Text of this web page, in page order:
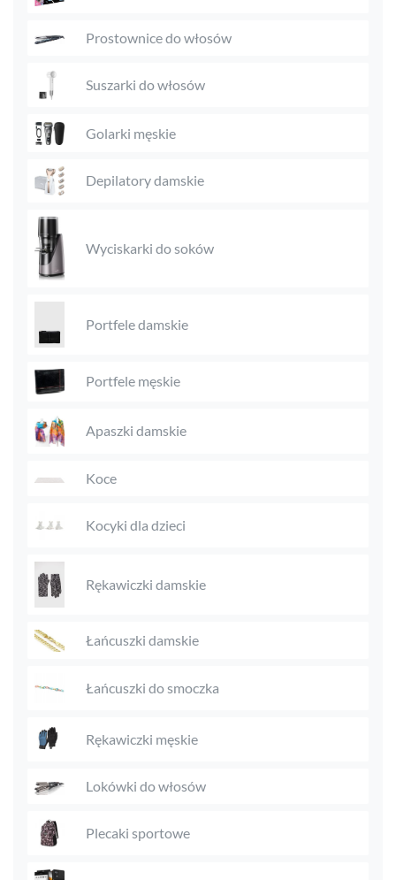
Prostownice do włosów
Suszarki do włosów
Golarki męskie
Depilatory damskie
Wyciskarki do soków
Portfele damskie
Portfele męskie
Apaszki damskie
Koce
Kocyki dla dzieci
Rękawiczki damskie
Łańcuszki damskie
Łańcuszki do smoczka
Rękawiczki męskie
Lokówki do włosów
Plecaki sportowe